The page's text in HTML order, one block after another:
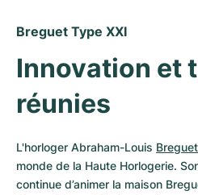
Breguet Type XXI
Innovation et
réunies
L'horloger Abraham-Louis Breguet
monde de la Haute Horlogerie.
continue d’animer la maison